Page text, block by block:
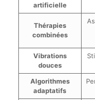
artificielle
Thérapies
combinées
Vibrations
douces
Algorithmes
adaptatifs